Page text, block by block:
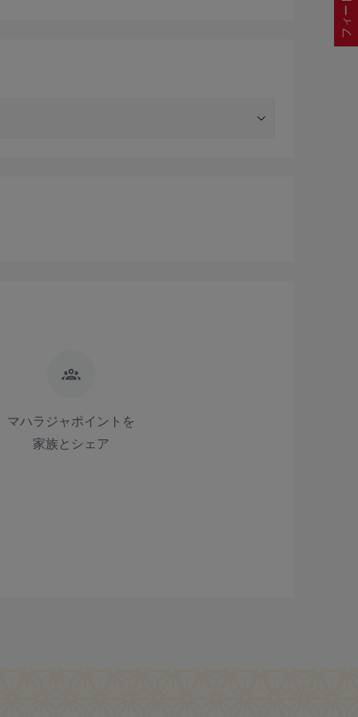
マハラジャポイントを
家族とシェア